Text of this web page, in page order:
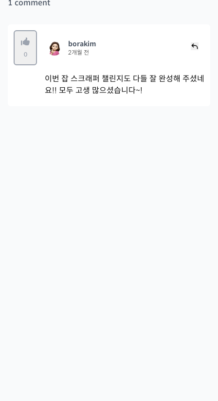
1 comment
0
borakim
2개월 전
이번 잡 스크래퍼 챌린지도 다들 잘 완성해 주셨네
요!! 모두 고생 많으셨습니다~!